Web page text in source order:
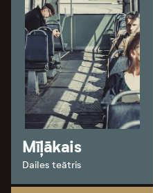
Mīļākais
Dailes teātris